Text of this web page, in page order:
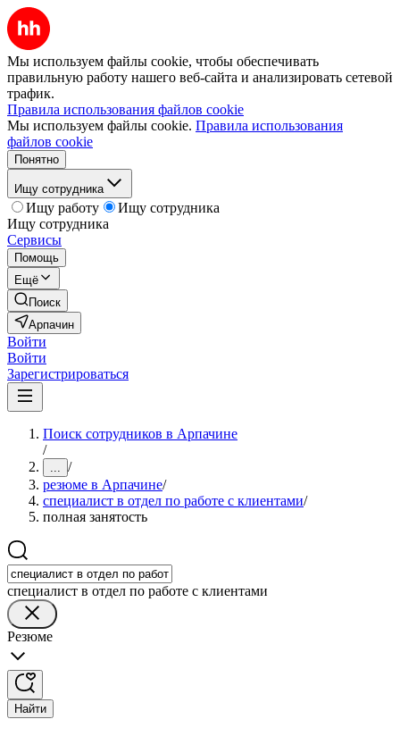
Мы используем файлы cookie, чтобы обеспечивать
правильную работу нашего веб-сайта и анализировать сетевой
трафик.
Правила использования файлов cookie
Мы используем файлы cookie. Правила использования
файлов cookie
Понятно
Ищу сотрудника
Ищу работу
Ищу сотрудника
Ищу сотрудника
Сервисы
Помощь
Ещё
Поиск
Арпачин
Войти
Войти
Зарегистрироваться
Поиск сотрудников в Арпачине
/
... /
резюме в Арпачине/
специалист в отдел по работе с клиентами/
полная занятость
специалист в отдел по работе с клиентами
Резюме
Найти